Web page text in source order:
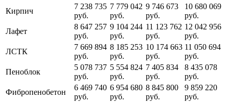
Кирпич
7 238 735
руб.
7 779 042
руб.
9 746 673
руб.
10 680 069
руб.
Лафет
8 647 257
руб.
9 104 244
руб.
11 123 762
руб.
12 042 956
руб.
ЛСТК
7 669 894
руб.
8 185 253
руб.
10 174 663
руб.
11 050 694
руб.
Пеноблок
5 078 737
руб.
5 554 824
руб.
7 405 834
руб.
8 435 078
руб.
Фибропенобетон
6 469 740
руб.
6 954 680
руб.
8 845 800
руб.
9 859 220
руб.